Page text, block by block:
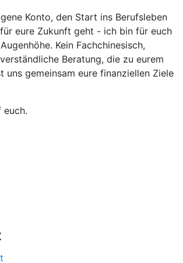
Konto, den Start ins Berufsleben
eure Zukunft geht - ich bin für euch
Kein Fachchinesisch,
Beratung, die zu eurem
uns gemeinsam eure finanziellen Ziele
euch.